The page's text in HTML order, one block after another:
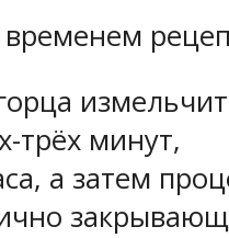
трёх минут,
а затем